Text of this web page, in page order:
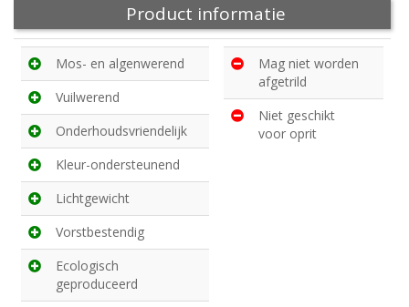
Product informatie
Mos- en algenwerend
Vuilwerend
Onderhoudsvriendelijk
Kleur-ondersteunend
Lichtgewicht
Vorstbestendig
Ecologisch
geproduceerd
Mag niet worden
afgetrild
Niet geschikt
voor oprit